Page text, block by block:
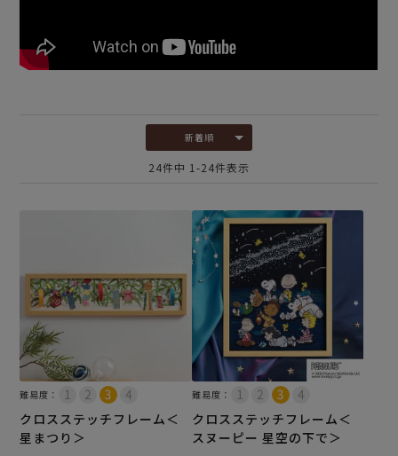
新着順
24件中 1 -24件表示
難易度：
クロスステッチフレーム＜
星まつり＞
難易度：
クロスステッチフレーム＜
スヌーピー 星空の下で＞